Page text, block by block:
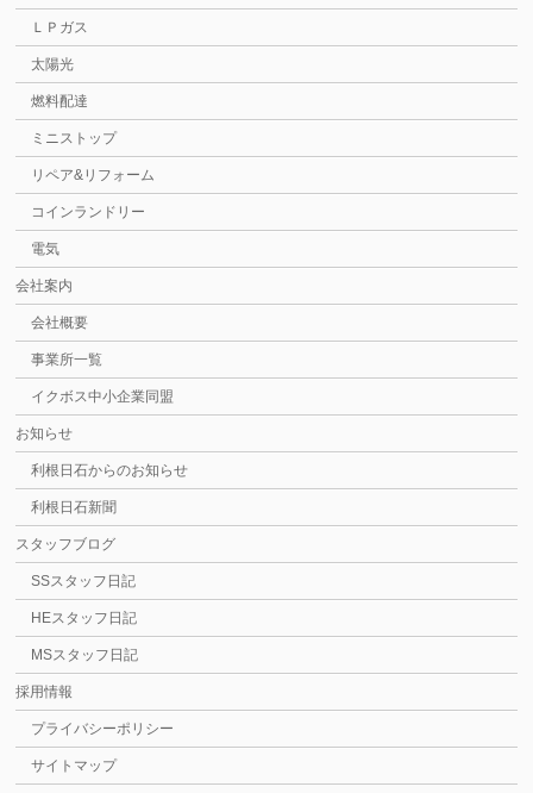
ＬＰガス
太陽光
燃料配達
ミニストップ
リペア&リフォーム
コインランドリー
電気
会社案内
会社概要
事業所一覧
イクボス中小企業同盟
お知らせ
利根日石からのお知らせ
利根日石新聞
スタッフブログ
SSスタッフ日記
HEスタッフ日記
MSスタッフ日記
採用情報
プライバシーポリシー
サイトマップ